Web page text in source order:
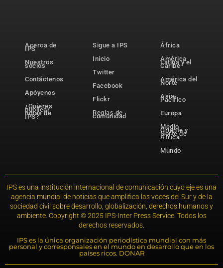
Acerca de
IPS
Nuestros
socios
Contáctenos
Apóyenos
¿Quieres
publicar
notas de
IPS?
Sigue a IPS
Inicio
Twitter
Facebook
Flickr
Reglas de
comunidad
África
América
Latina y el
Caribe
América del
Norte
Asia-
Pacífico
Europa
Medio
Oriente y
Norte de
África
Mundo
IPS es una institución internacional de comunicación cuyo eje es una
agencia mundial de noticias que amplifica las voces del Sur y de la
sociedad civil sobre desarrollo, globalización, derechos humanos y
ambiente. Copyright © 2025 IPS-Inter Press Service. Todos los
derechos reservados.
IPS es la única organización periodística mundial con más
personal y corresponsales en el mundo en desarrollo que en los
países ricos. DONAR